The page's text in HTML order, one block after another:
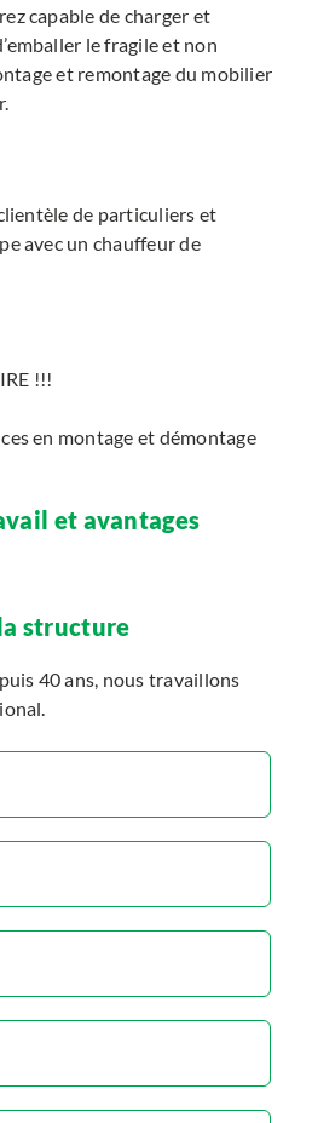
capable de charger et
le fragile et non
et remontage du mobilier
de particuliers et
avec un chauffeur de
!!!
en montage et démontage
et avantages
structure
40 ans, nous travaillons